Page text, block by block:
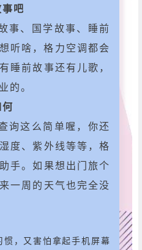
吧
、国学故事、睡前
听啥，格力空调都会
睡前故事还有儿歌，
的。
这么简单喔，你还
度、紫外线等等，格
手。如果想出门旅个
一周的天气也完全没
，又害怕拿起手机屏幕